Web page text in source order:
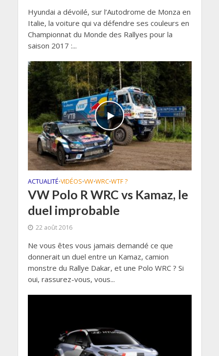
Hyundai a dévoilé, sur l’Autodrome de Monza en
Italie, la voiture qui va défendre ses couleurs en
Championnat du Monde des Rallyes pour la
saison 2017 :...
ACTUALITÉ•VIDÉOS•VW•WRC•WTF ?
VW Polo R WRC vs Kamaz, le
duel improbable
22 août 2016
Ne vous êtes vous jamais demandé ce que
donnerait un duel entre un Kamaz, camion
monstre du Rallye Dakar, et une Polo WRC ? Si
oui, rassurez-vous, vous...